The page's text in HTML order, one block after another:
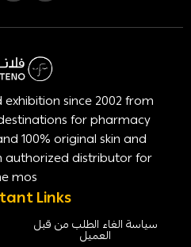
since 2002 from
for pharmacy
100% original skin and
authorized distributor for
mos
Links
سياسة الغاء الطلب من قبل
العميل